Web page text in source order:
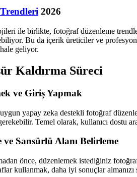
2026
ile birlikte, fotoğraf düzenleme
Bu da içerik üreticiler ve
geliyor.
Kaldırma Süreci
ve Giriş Yapmak
yapay zeka destekli fotoğraf
Temel olarak, kullanıcı dostu
Sansürlü Alanı Belirleme
önce, düzenlemek istediğiniz
kullanmak, daha iyi sonuçlar almanızı